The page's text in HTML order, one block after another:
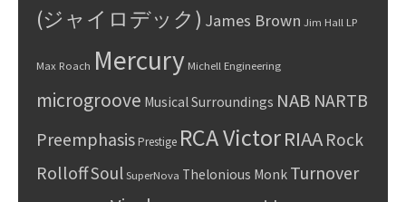
(ジャイロデック) James Brown Jim Hall LP
Max Roach Mercury Michell Engineering
microgroove Musical Surroundings NAB NARTB
PreemphasisPrestige RCA VictorRIAA Rock
RolloffSoul SuperNova Thelonious Monk Turnover